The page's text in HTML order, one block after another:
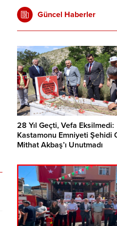
Güncel Haberler
28 Yıl Geçti, Vefa Eksilmedi:
Kastamonu Emniyeti Şehidi
Mithat Akbaş’ı Unutmadı